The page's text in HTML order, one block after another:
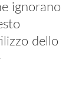
ignorano
dello